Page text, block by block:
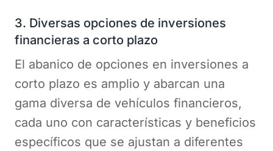
3. Diversas opciones de inversiones
financieras a corto plazo
El abanico de opciones en inversiones a
corto plazo es amplio y abarcan una
gama diversa de vehículos financieros,
cada uno con características y beneficios
específicos que se ajustan a diferentes